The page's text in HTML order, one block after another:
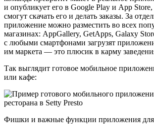
и опубликует его в Google Play и App
смогут скачать его и делать заказы. За
приложение можно разместить во всех
магазинах: AppGallery, GetApps, Galaxy
с любыми смартфонами загрузят
им маркета — это плюсик в карму
Так выглядит готовое мобильное
или кафе:
Фишки и важные функции приложения для